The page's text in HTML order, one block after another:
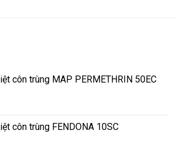
côn trùng MAP PERMETHRIN 50EC
côn trùng FENDONA 10SC